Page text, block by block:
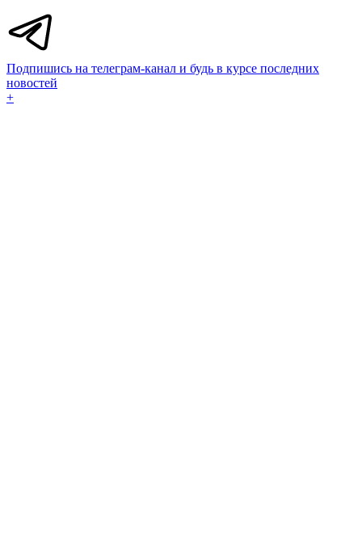
Подпишись на телеграм-канал и будь в курсе последних
новостей
+